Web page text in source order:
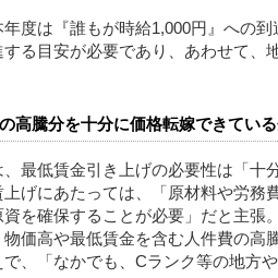
度は『誰もが時給1,000円』への
る目安が必要であり、あわせて、
高騰分を十分に価格転嫁できてい
最低賃金引き上げの必要性は「十
げにあたっては、「原材料や労務
を確保することが必要」だと主張
価高や最低賃金を含む人件費の高
、「なかでも、Cランク等の地方